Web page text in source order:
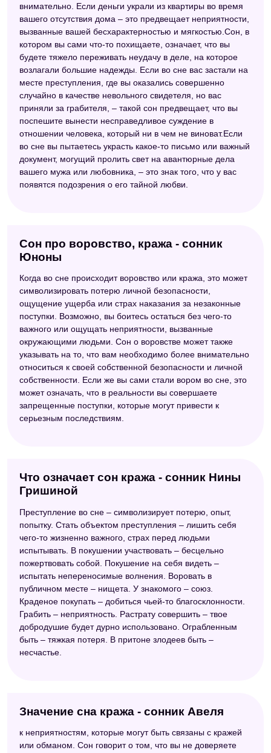
внимательно. Если деньги украли из квартиры во время
вашего отсутствия дома – это предвещает неприятности,
вызванные вашей бесхарактерностью и мягкостью.Сон, в
котором вы сами что-то похищаете, означает, что вы
будете тяжело переживать неудачу в деле, на которое
возлагали большие надежды. Если во сне вас застали на
месте преступления, где вы оказались совершенно
случайно в качестве невольного свидетеля, но вас
приняли за грабителя, – такой сон предвещает, что вы
поспешите вынести несправедливое суждение в
отношении человека, который ни в чем не виноват.Если
во сне вы пытаетесь украсть какое-то письмо или важный
документ, могущий пролить свет на авантюрные дела
вашего мужа или любовника, – это знак того, что у вас
появятся подозрения о его тайной любви.
Сон про воровство, кража - сонник
Юноны
Когда во сне происходит воровство или кража, это может
символизировать потерю личной безопасности,
ощущение ущерба или страх наказания за незаконные
поступки. Возможно, вы боитесь остаться без чего-то
важного или ощущать неприятности, вызванные
окружающими людьми. Сон о воровстве может также
указывать на то, что вам необходимо более внимательно
относиться к своей собственной безопасности и личной
собственности. Если же вы сами стали вором во сне, это
может означать, что в реальности вы совершаете
запрещенные поступки, которые могут привести к
серьезным последствиям.
Что означает сон кража - сонник Нины
Гришиной
Преступление во сне – символизирует потерю, опыт,
попытку. Стать объектом преступления – лишить себя
чего-то жизненно важного, страх перед людьми
испытывать. В покушении участвовать – бесцельно
пожертвовать собой. Покушение на себя видеть –
испытать непереносимые волнения. Воровать в
публичном месте – нищета. У знакомого – союз.
Краденое покупать – добиться чьей-то благосклонности.
Грабить – неприятность. Растрату совершить – твое
добродушие будет дурно использовано. Ограбленным
быть – тяжкая потеря. В притоне злодеев быть –
несчастье.
Значение сна кража - сонник Авеля
к неприятностям, которые могут быть связаны с кражей
или обманом. Сон говорит о том, что вы не доверяете